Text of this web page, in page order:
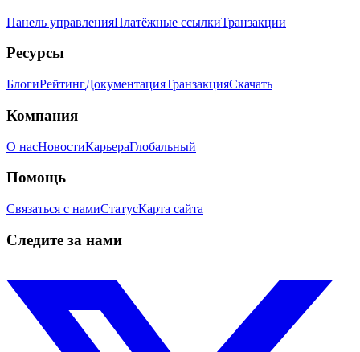
Панель управленияПлатёжные ссылкиТранзакции
Ресурсы
БлогиРейтингДокументацияТранзакцияСкачать
Компания
О насНовостиКарьераГлобальный
Помощь
Связаться с намиСтатусКарта сайта
Следите за нами